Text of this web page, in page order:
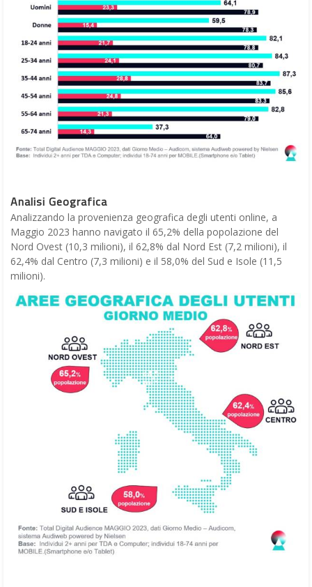
Analisi Geografica
Analizzando la provenienza geografica degli utenti online, a
Maggio 2023 hanno navigato il 65,2% della popolazione del
Nord Ovest (10,3 milioni), il 62,8% dal Nord Est (7,2 milioni), il
62,4% dal Centro (7,3 milioni) e il 58,0% del Sud e Isole (11,5
milioni).